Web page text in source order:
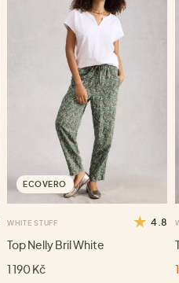
ECOVERO
WHITE STUFF 4.8
Top Nelly Bril White
1 190 Kč